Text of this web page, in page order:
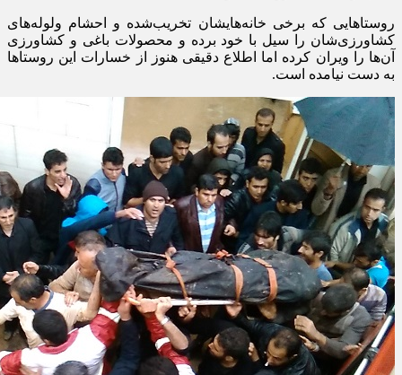
روستاهایی که برخی خانه‌هایشان تخریب‌شده و احشام ولوله‌های
کشاورزی‌شان را سیل با خود برده و محصولات باغی و کشاورزی
آن‌ها را ویران کرده اما اطلاع دقیقی هنوز از خسارات این روستاها
به دست نیامده است.